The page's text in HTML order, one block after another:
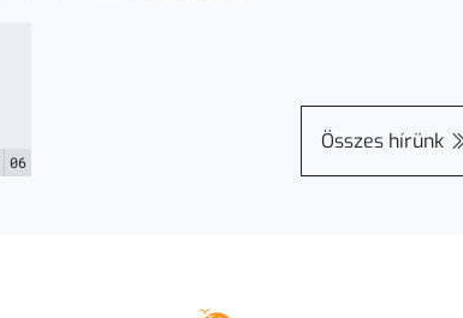
06
Összes hírünk